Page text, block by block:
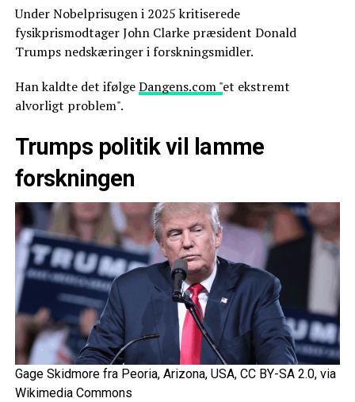
Under Nobelprisugen i 2025 kritiserede
fysikprismodtager John Clarke præsident Donald
Trumps nedskæringer i forskningsmidler.
Han kaldte det ifølgeDangens.com "et ekstremt
alvorligt problem".
Trumps politik vil lamme
forskningen
Gage Skidmore fra Peoria, Arizona, USA, CC BY-SA 2.0, via
Wikimedia Commons